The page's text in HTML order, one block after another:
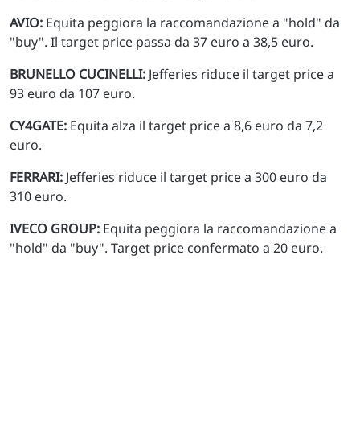
AVIO: Equita peggiora la raccomandazione a "hold" da
"buy". Il target price passa da 37 euro a 38,5 euro.
BRUNELLO CUCINELLI: Jefferies riduce il target price a
93 euro da 107 euro.
CY4GATE: Equita alza il target price a 8,6 euro da 7,2
euro.
FERRARI: Jefferies riduce il target price a 300 euro da
310 euro.
IVECO GROUP: Equita peggiora la raccomandazione a
"hold" da "buy". Target price confermato a 20 euro.